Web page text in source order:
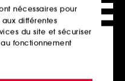
Ajouter au panier
nécessaires pour
différentes
du site et sécuriser
fonctionnement
être désactivés.